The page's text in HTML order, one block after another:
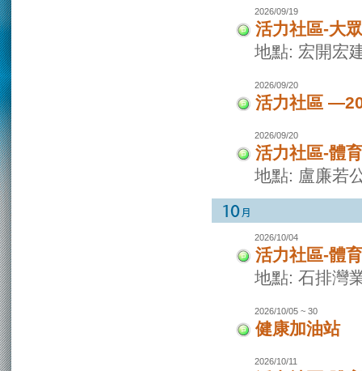
2026/09/19
活力社區-大
地點: 宏開宏
2026/09/20
活力社區
2026/09/20
活力社區-體
地點: 盧廉若
2026/10/04
活力社區-體
地點: 石排灣
2026/10/05 ~ 30
健康加油站
2026/10/11